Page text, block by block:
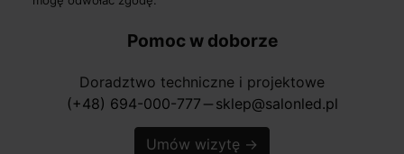
Pomoc w doborze
Doradztwo techniczne i projektowe
(+48) 694-000-777 horizontal_rule sklep@salonled.pl
Umów wizytę →